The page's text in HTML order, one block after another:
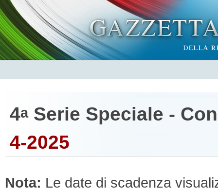
4aSerie Speciale -
4-2025
Nota: Le date di scadenza